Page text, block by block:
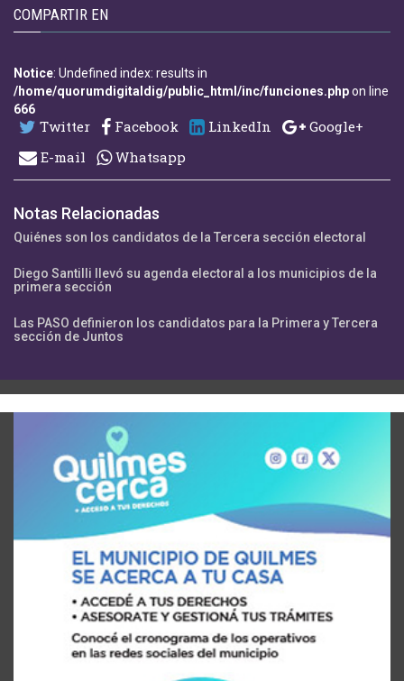
COMPARTIR EN
Notice: Undefined index: results in
/home/quorumdigitaldig/public_html/inc/funciones.phpon line
666
Twitter Facebook LinkedIn
Google+
E-mail
Whatsapp
Notas Relacionadas
Quiénes son los candidatos de la Tercera sección electoral
Diego Santilli llevó su agenda electoral a los municipios de la
primera sección
Las PASO definieron los candidatos para la Primera y Tercera
sección de Juntos